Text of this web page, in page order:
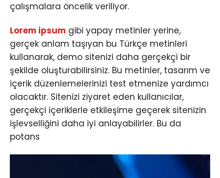
çalışmalara öncelik veriliyor.
Lorem ipsum gibi yapay metinler yerine,
gerçek anlam taşıyan bu Türkçe metinleri
kullanarak, demo sitenizi daha gerçekçi bir
şekilde oluşturabilirsiniz. Bu metinler, tasarım ve
içerik düzenlemelerinizi test etmenize yardımcı
olacaktır. Sitenizi ziyaret eden kullanıcılar,
gerçekçi içeriklerle etkileşime geçerek sitenizin
işlevselliğini daha iyi anlayabilirler. Bu da
potans